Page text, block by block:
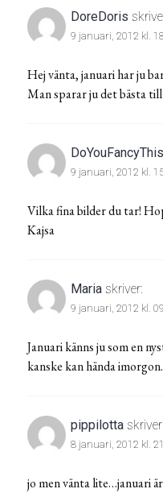
DoreDoris
9 januari, 2012 kl.
Hej vänta, januari har ju
Man sparar ju det bästa
DoYouFancyThis
9 januari, 2012 kl.
Vilka fina bilder du tar!
Kajsa
Maria skriver:
9 januari, 2012 kl.
Januari känns ju som en
kanske kan hända imorgon.
pippilotta skriver:
8 januari, 2012 kl.
jo men vänta lite…januari